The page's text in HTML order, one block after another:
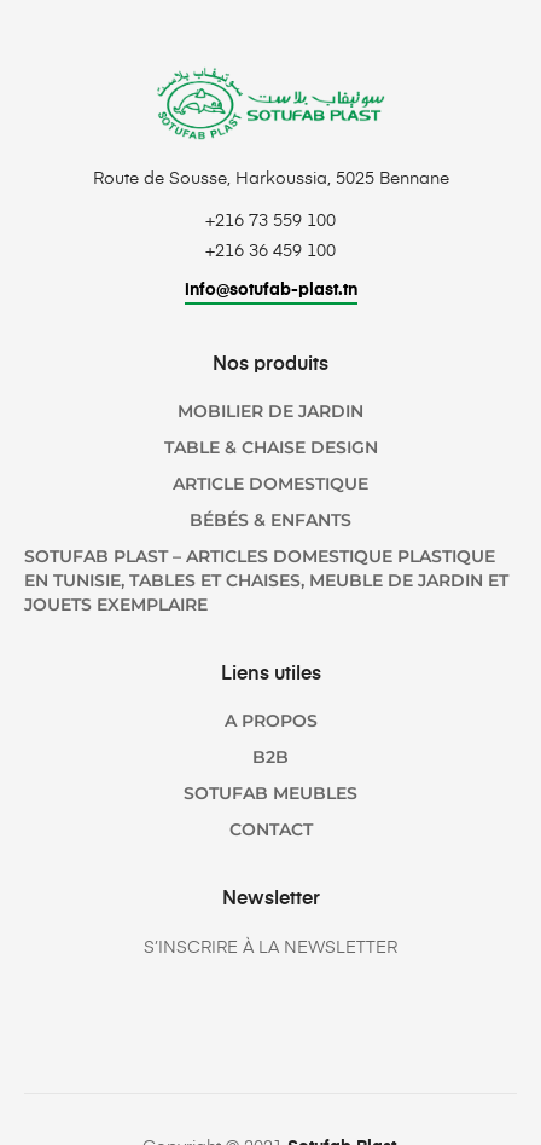
Route de Sousse, Harkoussia, 5025 Bennane
+216 73 559 100
+216 36 459 100
info@sotufab-plast.tn
Nos produits
MOBILIER DE JARDIN
TABLE & CHAISE DESIGN
ARTICLE DOMESTIQUE
BÉBÉS & ENFANTS
SOTUFAB PLAST – ARTICLES DOMESTIQUE PLASTIQUE
EN TUNISIE, TABLES ET CHAISES, MEUBLE DE JARDIN ET
JOUETS EXEMPLAIRE
Liens utiles
A PROPOS
B2B
SOTUFAB MEUBLES
CONTACT
Newsletter
S’INSCRIRE À LA NEWSLETTER